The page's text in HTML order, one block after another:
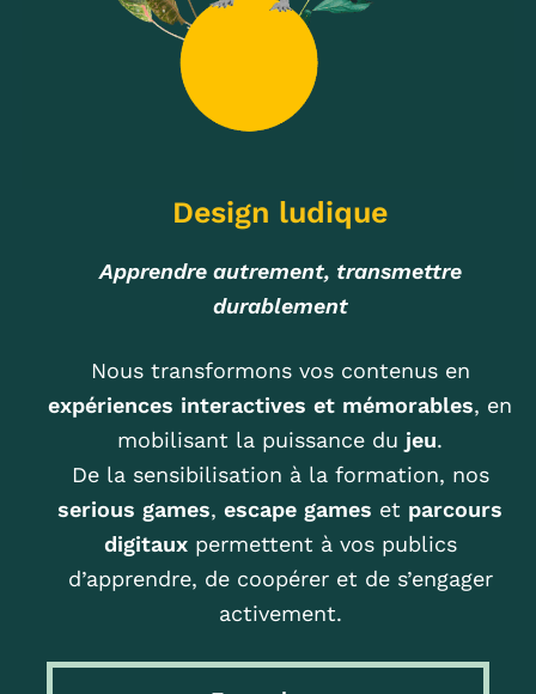
Design ludique
Apprendre autrement, transmettre
durablement
Nous transformons vos contenus en
expériences interactives et mémorables, en
mobilisant la puissance du jeu.
De la sensibilisation à la formation, nos
serious games,escape games et parcours
digitauxpermettent à vos publics
d’apprendre, de coopérer et de s’engager
activement.